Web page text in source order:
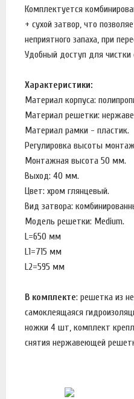
Комплектуется
+ сухой затвор, что
неприятного запаха, при
Удобный доступ для чистки
Характеристики:
Материал корпуса:
Материал решетки:
Материал рамки - пластик.
Регулировка высоты
Монтажная высота 50 мм.
Выход: 40 мм.
Цвет: хром глянцевый.
Вид затвора:
Модель решетки: Medium.
L=650 мм
L1=715 мм
L2=595 мм
В комплекте: решетка из
самоклеящаяся
ножки 4 шт, комплект
снятия нержавеющей